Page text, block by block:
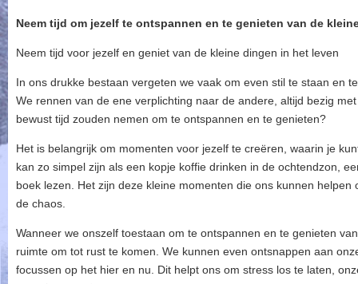
Neem tijd om jezelf te ontspannen en te genieten van de
Neem tijd voor jezelf en geniet van de kleine dingen in het leven
In ons drukke bestaan vergeten we vaak om even stil te staan en
We rennen van de ene verplichting naar de andere, altijd bezig
bewust tijd zouden nemen om te ontspannen en te genieten?
Het is belangrijk om momenten voor jezelf te creëren, waarin je
kan zo simpel zijn als een kopje koffie drinken in de ochtendzon,
boek lezen. Het zijn deze kleine momenten die ons kunnen
de chaos.
Wanneer we onszelf toestaan om te ontspannen en te genieten
ruimte om tot rust te komen. We kunnen even ontsnappen aan
focussen op het hier en nu. Dit helpt ons om stress los te laten,